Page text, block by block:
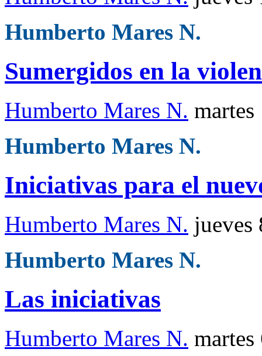
Humberto Mares N.
Sumergidos en la
Humberto Mares N.
Humberto Mares N.
Iniciativas para el
Humberto Mares N. jueves
Humberto Mares N.
Las iniciativas
Humberto Mares N.